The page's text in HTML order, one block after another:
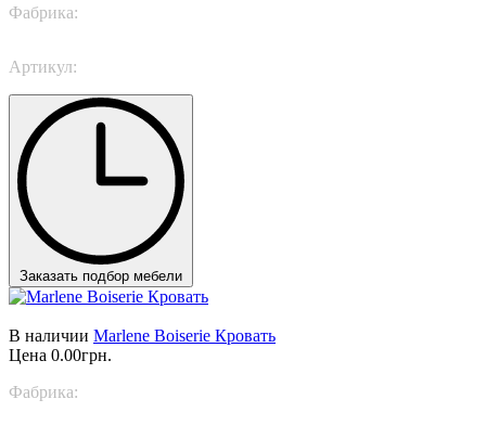
Фабрика:
Артикул:
Заказать подбор мебели
В наличии Marlene Boiserie Кровать
Цена 0.00грн.
Фабрика: